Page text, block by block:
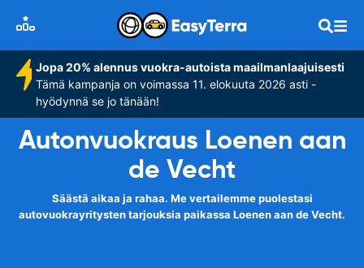
Jopa 20% alennus vuokra-autoista maailmanlaajuisesti
Tämä kampanja on voimassa 11. elokuuta 2026 asti -
hyödynnä se jo tänään!
Autonvuokraus Loenen aan
de Vecht
Säästä aikaa ja rahaa. Me vertailemme puolestasi
autovuokrayritysten tarjouksia paikassa Loenen aan de Vecht.